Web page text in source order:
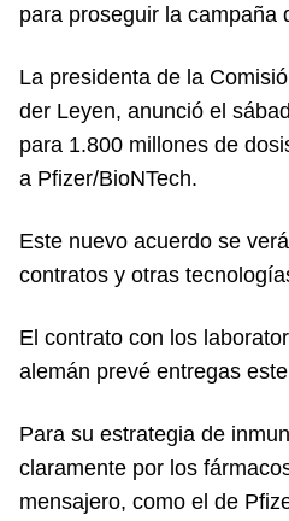
para proseguir la campaña
La presidenta de la
der Leyen, anunció el
para 1.800 millones de
a Pfizer/BioNTech.
Este nuevo acuerdo se
contratos y otras
El contrato con los
alemán prevé entregas
Para su estrategia de
claramente por los
mensajero, como el de